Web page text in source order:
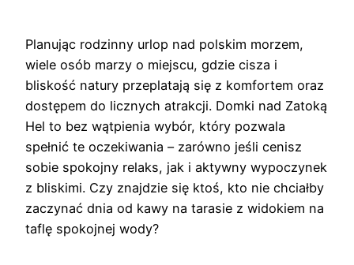
Planując rodzinny urlop nad polskim morzem,
wiele osób marzy o miejscu, gdzie cisza i
bliskość natury przeplatają się z komfortem oraz
dostępem do licznych atrakcji. Domki nad Zatoką
Hel to bez wątpienia wybór, który pozwala
spełnić te oczekiwania – zarówno jeśli cenisz
sobie spokojny relaks, jak i aktywny wypoczynek
z bliskimi. Czy znajdzie się ktoś, kto nie chciałby
zaczynać dnia od kawy na tarasie z widokiem na
taflę spokojnej wody?